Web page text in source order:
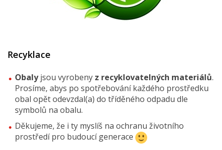
Recyklace
Obalyjsou vyrobeny z recyklovatelných materiálů.
Prosíme, abys po spotřebování každého prostředku
obal opět odevzdal(a) do tříděného odpadu dle
symbolů na obalu.
Děkujeme, že i ty myslíš na ochranu životního
prostředí pro budoucí generace